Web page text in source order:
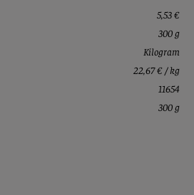
5,53 €
300 g
Kilogram
22,67 € / kg
11654
300 g